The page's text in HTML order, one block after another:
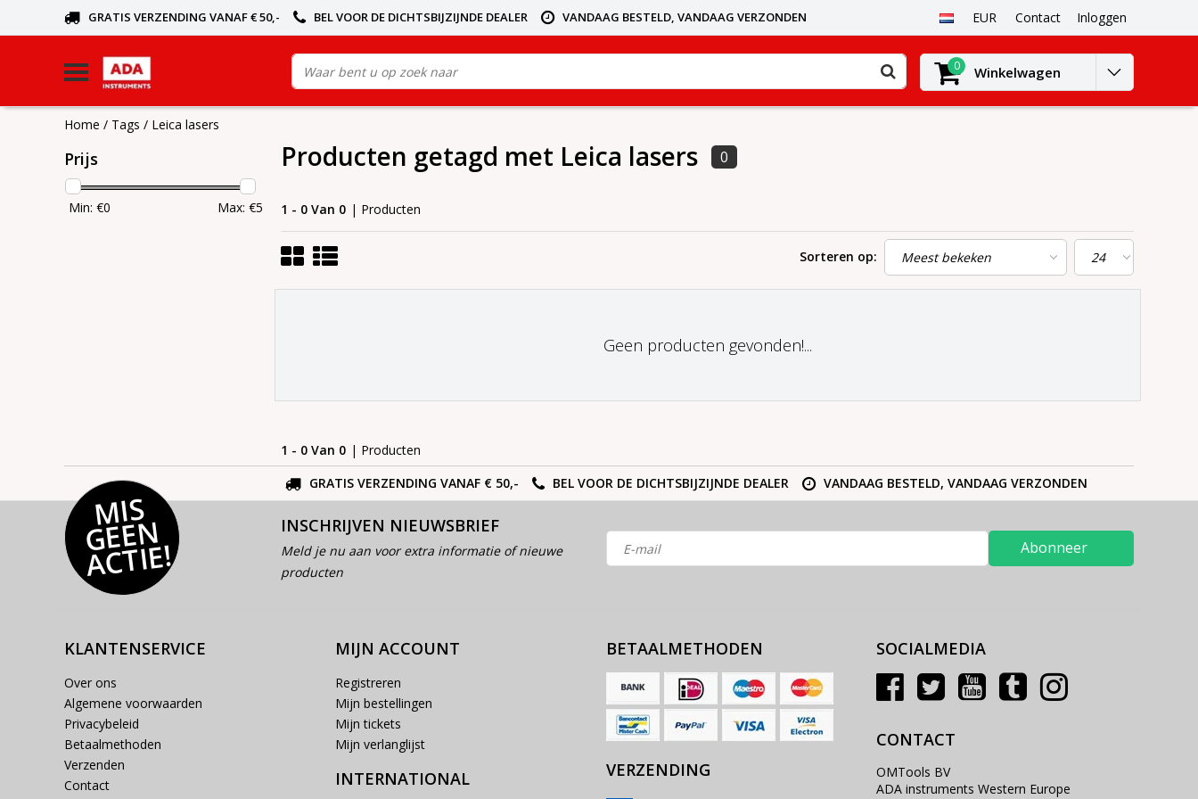
GRATIS VERZENDING VANAF € 50,- BEL VOOR DE DICHTSBIJZIJNDE DEALER VANDAAG BESTELD, VANDAAG VERZONDEN EUR Contact Inloggen
0 Winkelwagen
Home / Tags / Leica lasers
Prijs
Min: €0 Max: €5
Producten getagd met Leica lasers 0
1 - 0 Van 0 | Producten
Sorteren op:
Geen producten gevonden!...
1 - 0 Van 0 | Producten
GRATIS VERZENDING VANAF € 50,-
BEL VOOR DE DICHTSBIJZIJNDE DEALER VANDAAG BESTELD, VANDAAG VERZONDEN
MI
S
G
E
E
N
A
C
TI
E!
INSCHRIJVEN NIEUWSBRIEF
Meld je nu aan voor extra informatie of nieuwe
producten
Abonneer
KLANTENSERVICE
Over ons
Algemene voorwaarden
Privacybeleid
Betaalmethoden
Verzenden
Contact
MIJN ACCOUNT
Registreren
Mijn bestellingen
Mijn tickets
Mijn verlanglijst
INTERNATIONAL
BETAALMETHODEN
VERZENDING
SOCIALMEDIA
CONTACT
OMTools BV
ADA instruments Western Europe